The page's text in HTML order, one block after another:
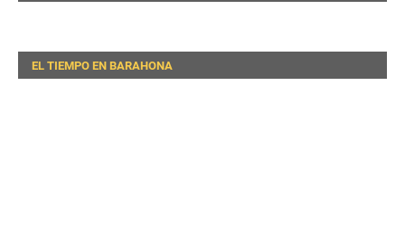
EL TIEMPO EN BARAHONA